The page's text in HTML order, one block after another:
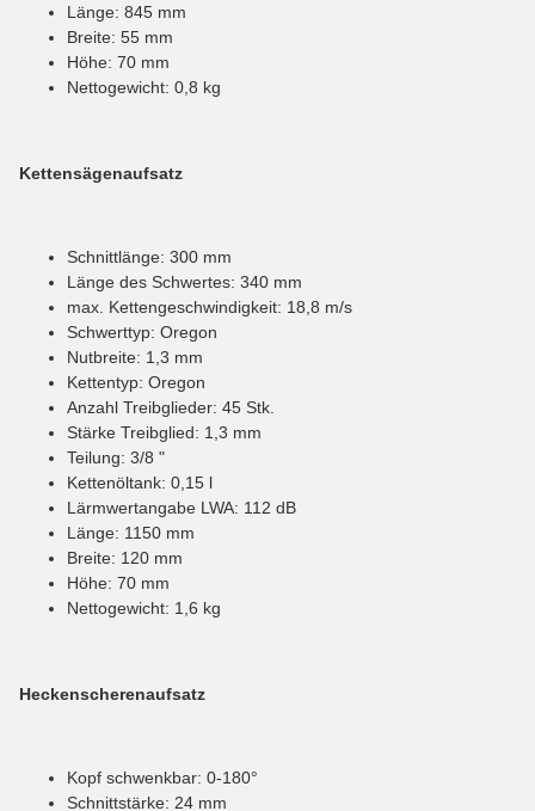
Länge: 845 mm
Breite: 55 mm
Höhe: 70 mm
Nettogewicht: 0,8 kg
Kettensägenaufsatz
Schnittlänge: 300 mm
Länge des Schwertes: 340 mm
max. Kettengeschwindigkeit: 18,8 m/s
Schwerttyp: Oregon
Nutbreite: 1,3 mm
Kettentyp: Oregon
Anzahl Treibglieder: 45 Stk.
Stärke Treibglied: 1,3 mm
Teilung: 3/8 "
Kettenöltank: 0,15 l
Lärmwertangabe LWA: 112 dB
Länge: 1150 mm
Breite: 120 mm
Höhe: 70 mm
Nettogewicht: 1,6 kg
Heckenscherenaufsatz
Kopf schwenkbar: 0-180°
Schnittstärke: 24 mm